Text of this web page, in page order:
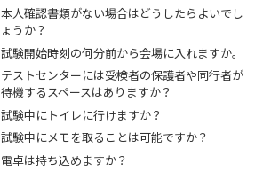
本人確認書類がない場合はどうしたらよいでし
ょうか？
試験開始時刻の何分前から会場に入れますか。
テストセンターには受検者の保護者や同行者が
待機するスペースはありますか？
試験中にトイレに行けますか？
試験中にメモを取ることは可能ですか？
電卓は持ち込めますか？